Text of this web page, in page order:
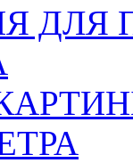
ДЛЯ